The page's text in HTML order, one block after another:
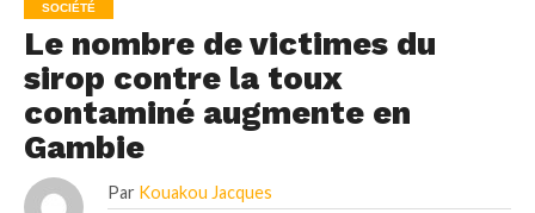
SOCIÉTÉ
Le nombre de victimes du
sirop contre la toux
contaminé augmente en
Gambie
Par Kouakou Jacques